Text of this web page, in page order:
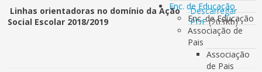
Enc. de Educação
Enc. de Educação
Associação de
Pais
Associação
de Pais
Linhas orientadoras no domínio da Ação
Social Escolar 2018/2019
Descarregar
PDF(203Kb)